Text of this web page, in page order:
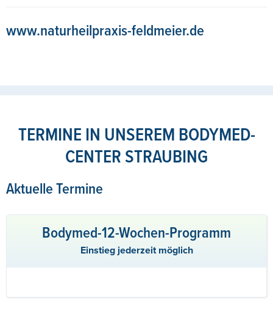
www.naturheilpraxis-feldmeier.de
TERMINE IN UNSEREM BODYMED-
CENTER STRAUBING
Aktuelle Termine
Bodymed-12-Wochen-Programm
Einstieg jederzeit möglich